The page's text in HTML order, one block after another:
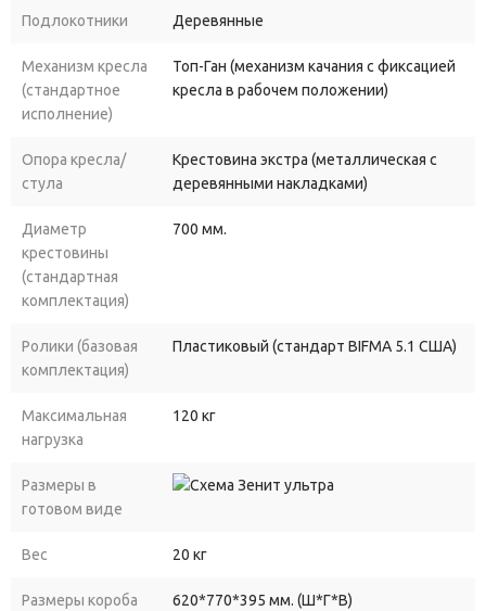
превосходного качества!
Подлокотники Деревянные
Механизм кресла
(стандартное
исполнение)
Топ-Ган (механизм качания с фиксацией
кресла в рабочем положении)
Опора кресла/
стула
Крестовина экстра (металлическая с
деревянными накладками)
Диаметр
крестовины
(стандартная
комплектация)
700 мм.
Ролики (базовая
комплектация)
Пластиковый (стандарт BIFMA 5.1 США)
Максимальная
нагрузка
120 кг
Размеры в
готовом виде
Вес 20 кг
Размеры короба 620*770*395 мм. (Ш*Г*В)